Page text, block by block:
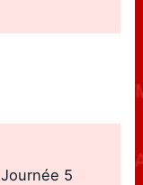
5